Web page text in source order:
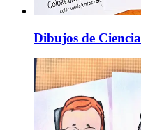
Dibujos de Ciencia